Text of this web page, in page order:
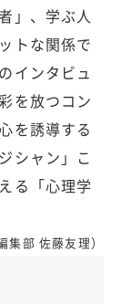
」、学ぶ人
トな関係で
インタビュ
を放つコン
を誘導する
シャン」こ
る「心理学
集部 佐藤友理）